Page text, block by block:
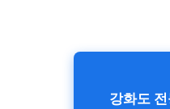
강화도